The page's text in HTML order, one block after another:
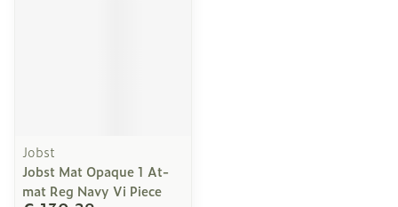
Jobst
Jobst Mat Opaque 1 At-
mat Reg Navy Vi Piece